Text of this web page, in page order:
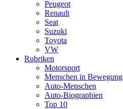
Peugeot
Renault
Seat
Suzuki
Toyota
VW
Rubriken
Motorsport
Menschen in Bewegung
Auto-Menschen
Auto-Biographien
Top 10